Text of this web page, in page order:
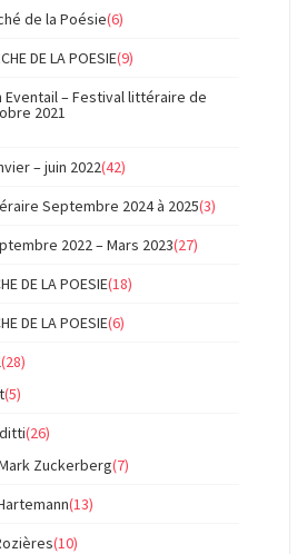
de la Poésie(6)
DE LA POESIE(9)
Eventail – Festival littéraire de
2021
– juin 2022(42)
Septembre 2024 à 2025(3)
2022 – Mars 2023(27)
DE LA POESIE(18)
DE LA POESIE(6)
(28)
(5)
(26)
Zuckerberg(7)
(13)
(10)